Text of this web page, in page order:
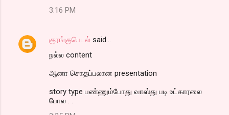
3:16 PM
குரங்குபெடல் said…
நல்ல content
ஆனா சொதப்பலான presentation
story type பண்ணும்போது வாஸ்து படி உட்காரலை
போல . .